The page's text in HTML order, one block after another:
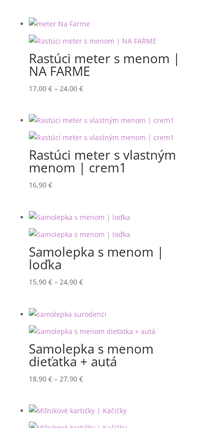
Rastúci meter s menom |
NA FARME
17,00 € – 24,00 €Price
through
24,00 €
Rastúci meter s vlastným
menom | crem1
16,90 €
Samolepka s menom |
loďka
15,90 € – 24,90 €Price
through
24,90 €
Samolepka s menom
dieťatka + autá
18,90 € – 27,90 €Price
through